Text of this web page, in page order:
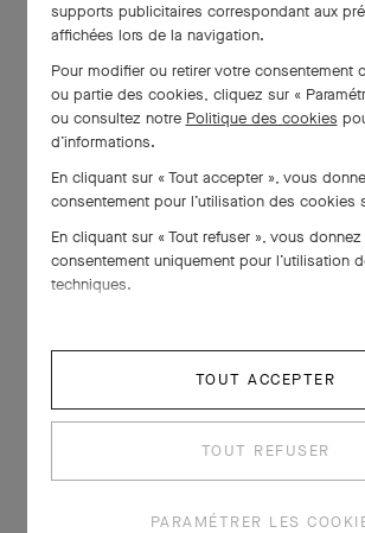
supports publicitaires correspondant aux
affichées lors de la navigation.
Pour modifier ou retirer votre consentement
ou partie des cookies, cliquez sur «
ou consultez notre Politique des cookies
d’informations.
En cliquant sur « Tout accepter », vous
consentement pour l’utilisation des cookies
En cliquant sur « Tout refuser », vous
consentement uniquement pour l’utilisation
techniques.
TOUT ACCEPTER
TOUT REFUSER
PARAMÉTRER LES